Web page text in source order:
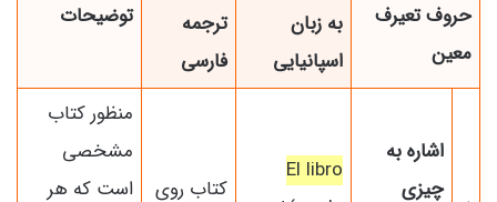
حروف تعیرف
معین
توضیحات
به زبان
اسپانیایی
ترجمه
فارسی
اشاره به
چیزی
El libro
کتاب روی
منظور کتاب
مشخصی
است که هر